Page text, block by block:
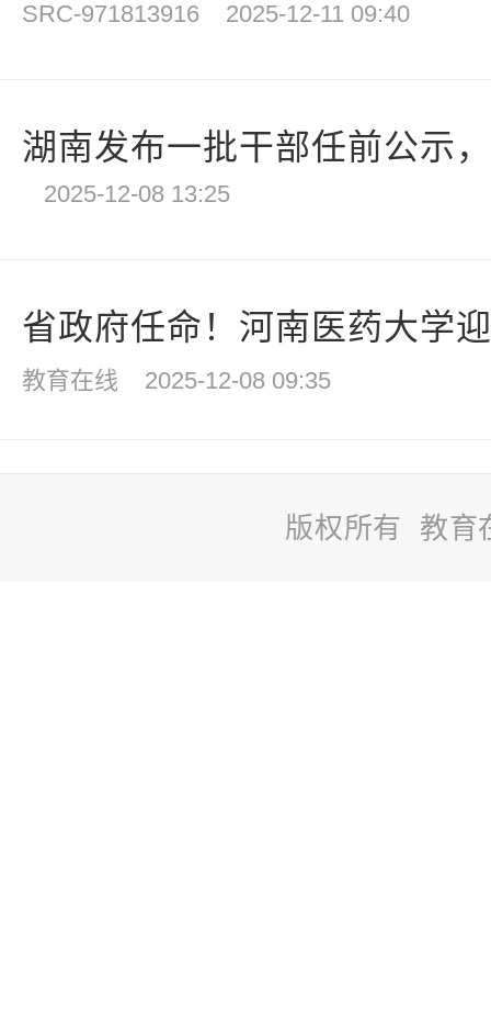
SRC-971813916 2025-12-11 09:40
湖南发布一批干部任前公示
2025-12-08 13:25
省政府任命！河南医药大学
教育在线 2025-12-08 09:35
版权所有 教育